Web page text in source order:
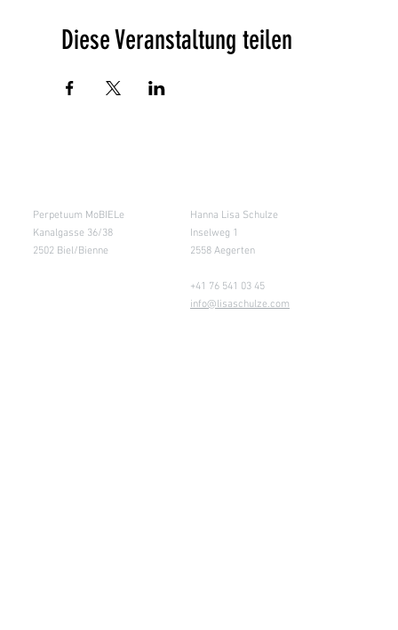
Diese Veranstaltung teilen
Perpetuum MoBIELe
Kanalgasse 36/38
2502 Biel/Bienne
Hanna Lisa Schulze
Inselweg 1
2558 Aegerten
+41 76 541 03 45
info@lisaschulze.com